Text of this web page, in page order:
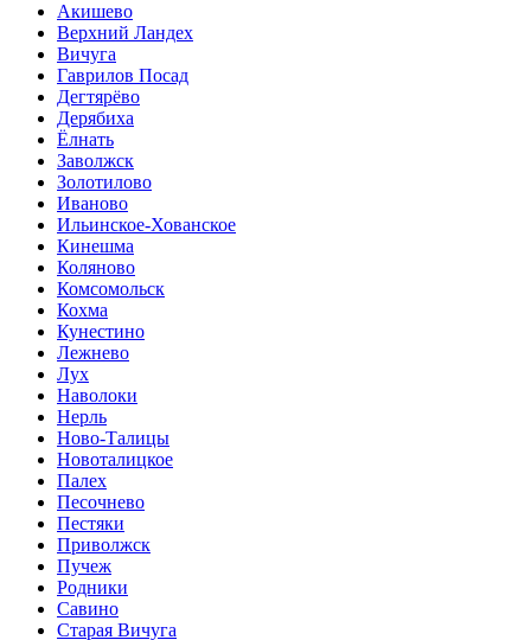
Акишево
Верхний Ландех
Вичуга
Гаврилов Посад
Дегтярёво
Дерябиха
Ёлнать
Заволжск
Золотилово
Иваново
Ильинское-Хованское
Кинешма
Коляново
Комсомольск
Кохма
Кунестино
Лежнево
Лух
Наволоки
Нерль
Ново-Талицы
Новоталицкое
Палех
Песочнево
Пестяки
Приволжск
Пучеж
Родники
Савино
Старая Вичуга